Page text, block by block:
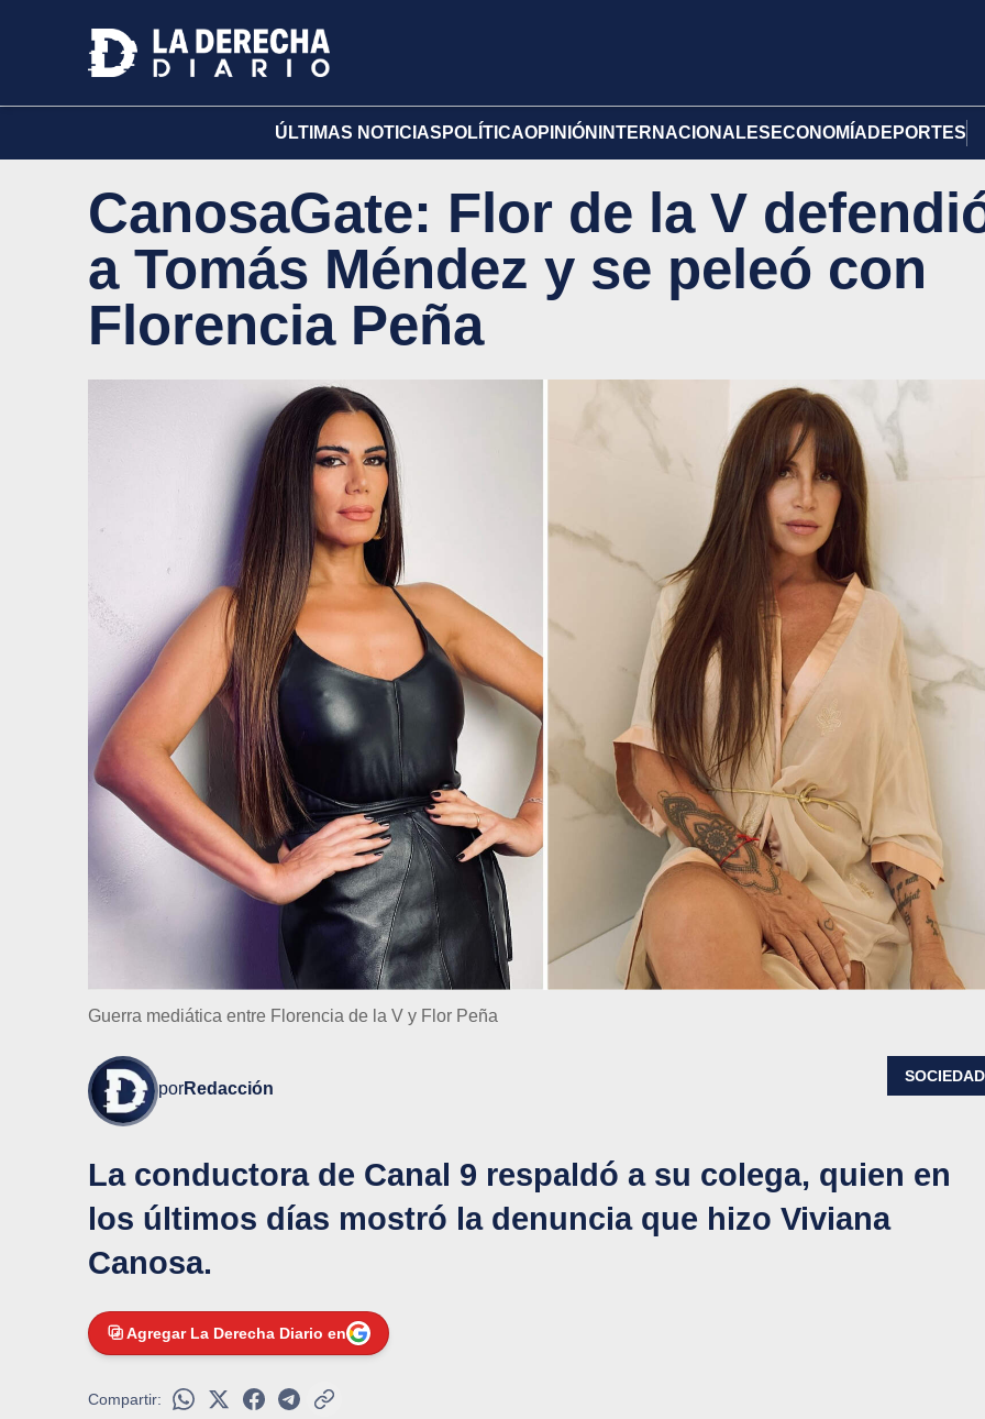
ÚLTIMAS NOTICIAS POLÍTICAOPINIÓN INTERNACIONALES ECONOMÍA DEPORTES
CanosaGate: Flor de la V
a Tomás Méndez y se peleó con
Florencia Peña
Guerra mediática entre Florencia de la V y Flor Peña
porRedacción
SOCIEDAD
La conductora de Canal 9 respaldó a su colega, quien en
los últimos días mostró la denuncia que hizo Viviana
Canosa.
Agregar La Derecha Diario en
Compartir: